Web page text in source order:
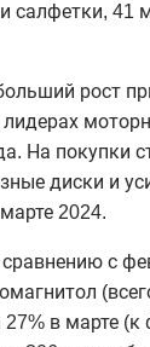
салфетки, 41
рост
На покупки
диски и
2024.
с
в марте